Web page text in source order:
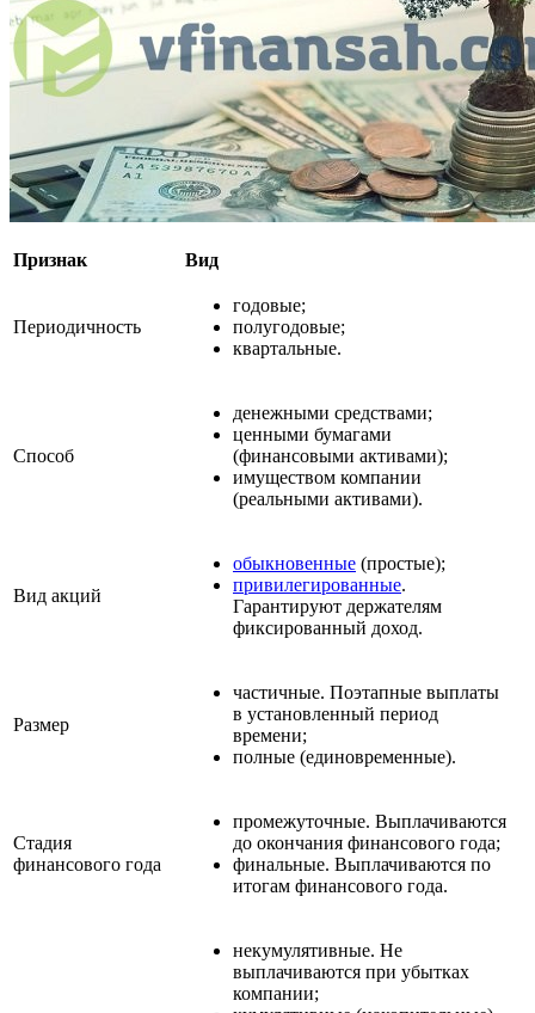
Признак Вид
Периодичность
годовые;
полугодовые;
квартальные.
Способ
денежными средствами;
ценными бумагами
(финансовыми активами);
имуществом компании
(реальными активами).
Вид акций
обыкновенные (простые);
привилегированные.
Гарантируют держателям
фиксированный доход.
Размер
частичные. Поэтапные выплаты
в установленный период
времени;
полные (единовременные).
Стадия
финансового года
промежуточные. Выплачиваются
до окончания финансового года;
финальные. Выплачиваются по
итогам финансового года.
некумулятивные. Не
выплачиваются при убытках
компании;